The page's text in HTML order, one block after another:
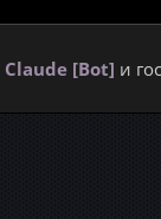
Claude [Bot] и